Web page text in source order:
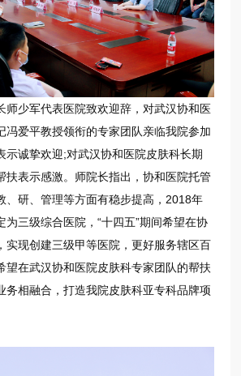
师少军代表医院致欢迎辞，对武汉协和医
冯爱平教授领衔的专家团队亲临我院参加
示诚挚欢迎;对武汉协和医院皮肤科长期
扶表示感激。师院长指出，协和医院托管
、研、管理等方面有稳步提高，2018年
为三级综合医院，“十四五”期间希望在协
实现创建三级甲等医院，更好服务辖区百
望在武汉协和医院皮肤科专家团队的帮扶
务相融合，打造我院皮肤科亚专科品牌项